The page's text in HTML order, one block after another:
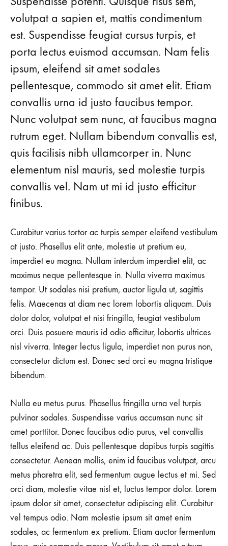
AT
LONDON
FASHION
SPRING
volutpat a sapien et, mattis condimentum
est. Suspendisse feugiat cursus turpis, et
porta lectus euismod accumsan. Nam felis
ipsum, eleifend sit amet sodales
pellentesque, commodo sit amet elit. Etiam
convallis urna id justo faucibus tempor.
Nunc volutpat sem nunc, at faucibus magna
rutrum eget. Nullam bibendum convallis est,
quis facilisis nibh ullamcorper in. Nunc
elementum nisl mauris, sed molestie turpis
convallis vel. Nam ut mi id justo efficitur
finibus.
Curabitur varius tortor ac turpis semper eleifend vestibulum
at justo. Phasellus elit ante, molestie ut pretium eu,
imperdiet eu magna. Nullam interdum imperdiet elit, ac
maximus neque pellentesque in. Nulla viverra maximus
tempor. Ut sodales nisi pretium, auctor ligula ut, sagittis
felis. Maecenas at diam nec lorem lobortis aliquam. Duis
dolor dolor, volutpat et nisi fringilla, feugiat vestibulum
orci. Duis posuere mauris id odio efficitur, lobortis ultrices
nisl viverra. Integer lectus ligula, imperdiet non purus non,
consectetur dictum est. Donec sed orci eu magna tristique
bibendum.
Nulla eu metus purus. Phasellus fringilla urna vel turpis
pulvinar sodales. Suspendisse varius accumsan nunc sit
amet porttitor. Donec faucibus odio purus, vel convallis
tellus eleifend ac. Duis pellentesque dapibus turpis sagittis
consectetur. Aenean mollis, enim id faucibus volutpat, arcu
metus pharetra elit, sed fermentum augue lectus et mi. Sed
orci diam, molestie vitae nisl et, luctus tempor dolor. Lorem
ipsum dolor sit amet, consectetur adipiscing elit. Curabitur
vel tempus odio. Nam molestie ipsum sit amet enim
sodales, ac fermentum ex pretium. Etiam auctor fermentum